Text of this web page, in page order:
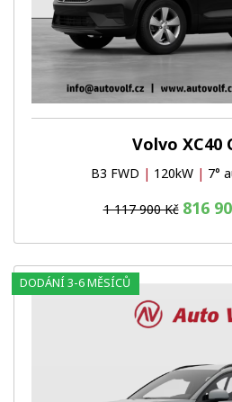
Volvo XC40
B3 FWD | 120kW | 7°
1 117 900 Kč 816
DODÁNÍ 3-6 MĚSÍCŮ